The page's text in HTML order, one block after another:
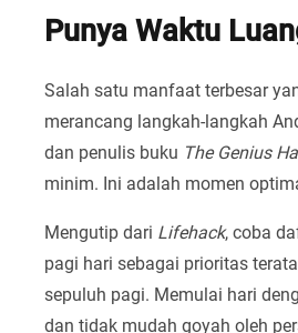
Punya Waktu
Salah satu manfaat terbesar
merancang langkah-langkah
dan penulis buku The Genius
minim. Ini adalah momen
Mengutip dari Lifehack, coba
pagi hari sebagai prioritas
sepuluh pagi. Memulai hari
dan tidak mudah goyah oleh